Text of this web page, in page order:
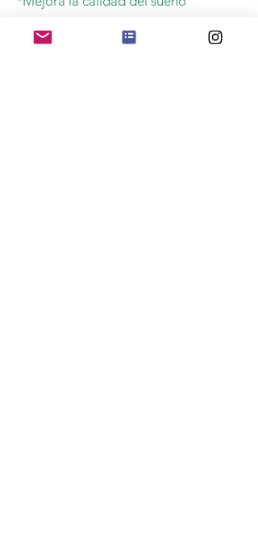
*Restablece el bienestar físico y